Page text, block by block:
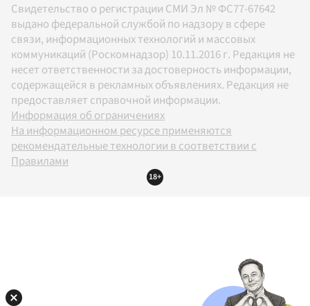
Свидетельство о регистрации СМИ Эл № ФС77-67642
выдано федеральной службой по надзору в сфере
связи, информационных технологий и массовых
коммуникаций (Роскомнадзор) 10.11.2016 г. Редакция не
несет ответственности за достоверность информации,
содержащейся в рекламных объявлениях. Редакция не
предоставляет справочной информации.
Информация об ограничениях
На информационном ресурсе применяются
рекомендательные технологии в соответствии с
Правилами
18+